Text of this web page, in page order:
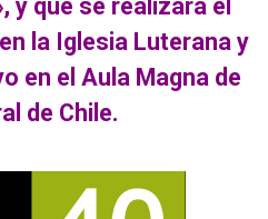
y que se realizará el
la Iglesia Luterana y
en el Aula Magna de
de Chile.